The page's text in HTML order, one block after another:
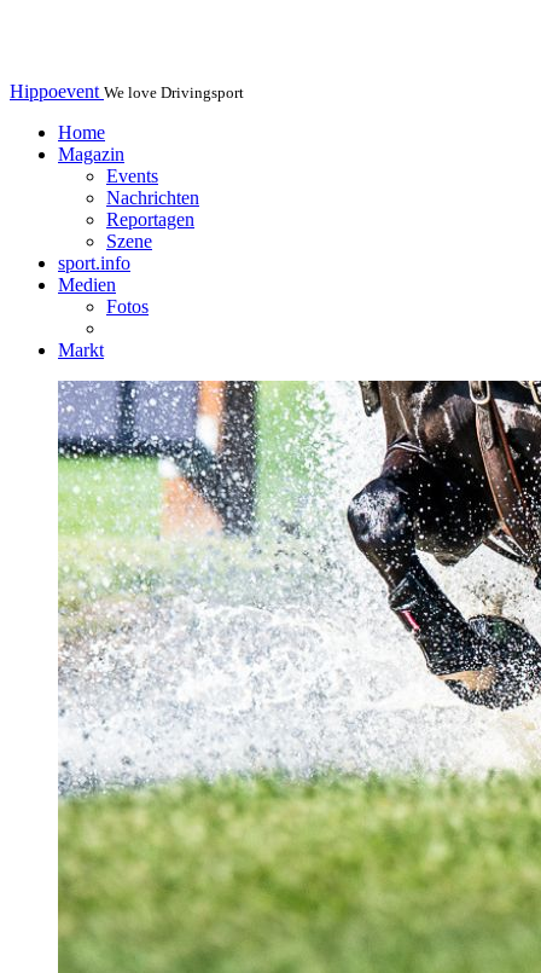
Hippoevent We love Drivingsport
Home
Magazin
Events
Nachrichten
Reportagen
Szene
sport.info
Medien
Fotos
Markt